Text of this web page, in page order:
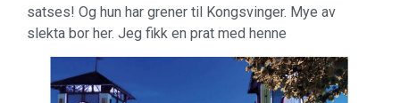
satses! Og hun har grener til Kongsvinger. Mye av
slekta bor her. Jeg fikk en prat med henne